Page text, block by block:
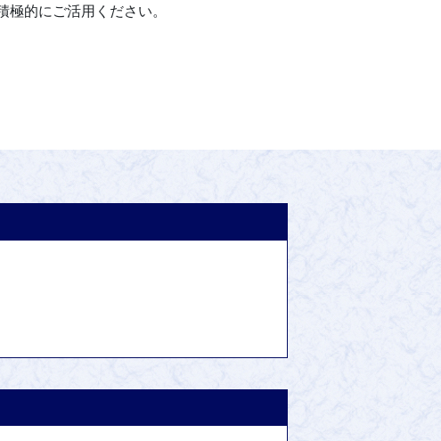
的にご活用ください。